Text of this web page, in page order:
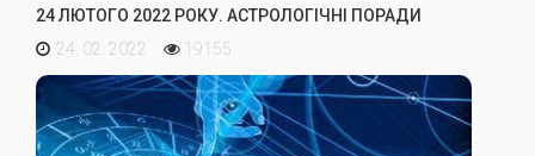
24 ЛЮТОГО 2022 РОКУ. АСТРОЛОГІЧНІ ПОРАДИ
24. 02. 2022
19155